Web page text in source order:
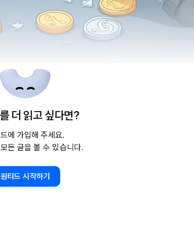
인건비 절감을 위해 기존 인원의 임금·복리후생·상여금의 근
다. 이러한 조치는 근로조건에 직‧간접적인 불이익 변경을
더 읽고 싶다면?
에 가입해 주세요.
든 글을 볼 수 있습니다.
원티드 시작하기